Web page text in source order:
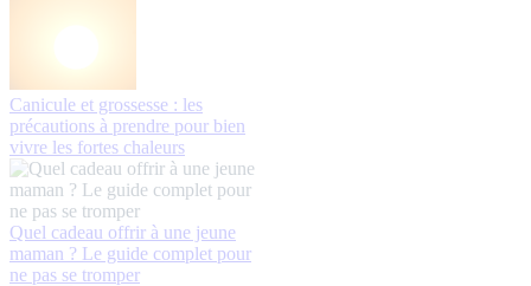
Canicule et grossesse : les
précautions à prendre pour bien
vivre les fortes chaleurs
Quel cadeau offrir à une jeune
maman ? Le guide complet pour
ne pas se tromper